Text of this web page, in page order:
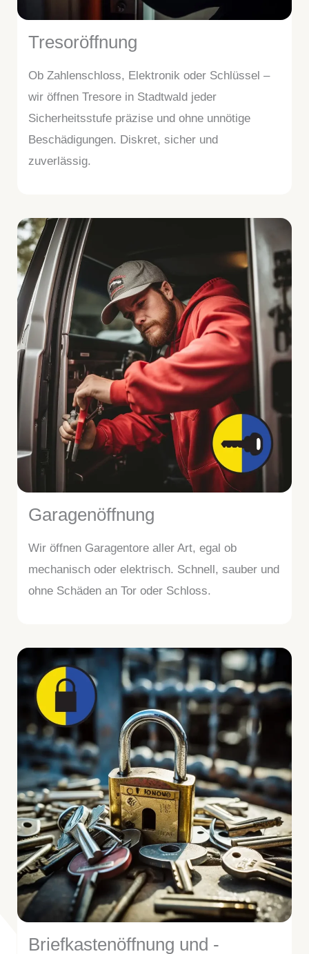
Tresoröffnung
Ob Zahlenschloss, Elektronik oder Schlüssel –
wir öffnen Tresore in Stadtwald jeder
Sicherheitsstufe präzise und ohne unnötige
Beschädigungen. Diskret, sicher und
zuverlässig.
Garagenöffnung
Wir öffnen Garagentore aller Art, egal ob
mechanisch oder elektrisch. Schnell, sauber und
ohne Schäden an Tor oder Schloss.
Briefkastenöffnung und -